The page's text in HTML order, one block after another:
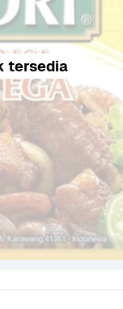
tersedia